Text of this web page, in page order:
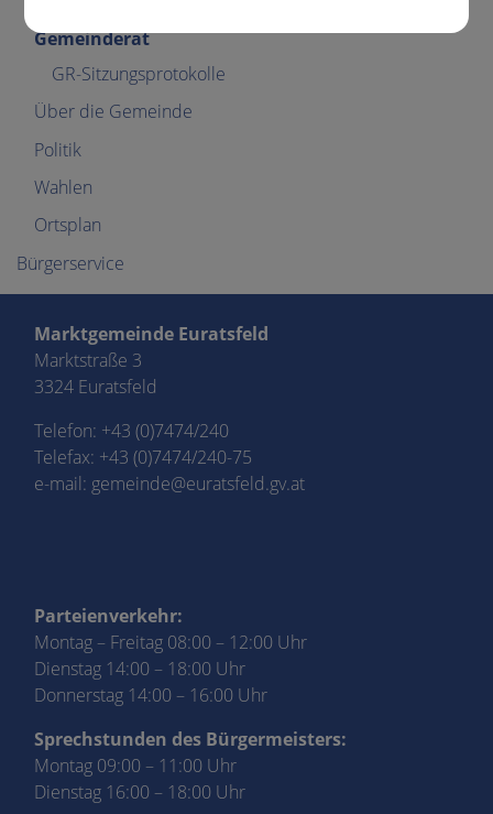
Gemeinderat
GR-Sitzungsprotokolle
Über die Gemeinde
Politik
Wahlen
Ortsplan
Bürgerservice
Marktgemeinde Euratsfeld
Marktstraße 3
3324 Euratsfeld
Telefon: +43 (0)7474/240
Telefax: +43 (0)7474/240-75
e-mail: gemeinde@euratsfeld.gv.at
Parteienverkehr:
Montag – Freitag 08:00 – 12:00 Uhr
Dienstag 14:00 – 18:00 Uhr
Donnerstag 14:00 – 16:00 Uhr
Sprechstunden des Bürgermeisters:
Montag 09:00 – 11:00 Uhr
Dienstag 16:00 – 18:00 Uhr